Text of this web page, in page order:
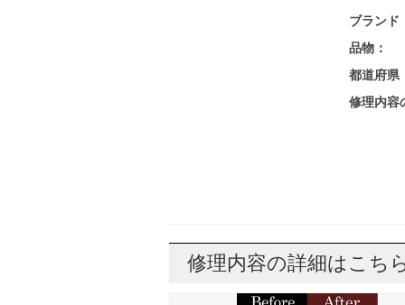
ブランド
品物：
都道府県
修理内容
修理内容の詳細はこち